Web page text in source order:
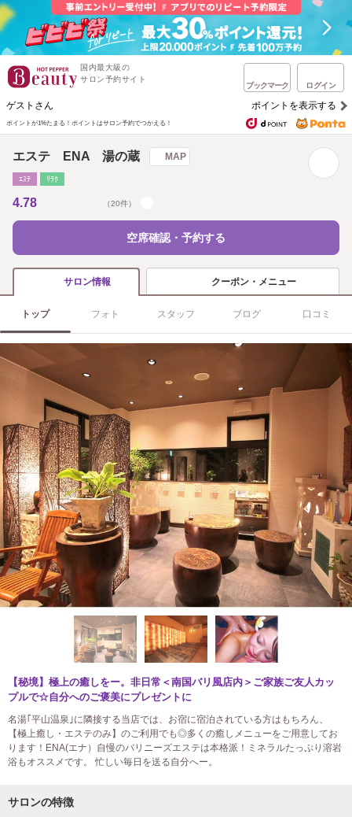
国内最大級の
サロン予約サイト
ブックマーク ログイン
ゲストさん ポイントを表示する
ポイントが1%たまる！ ポイントはサロン予約でつかえる！
エステ ENA 湯の蔵 MAP
ｴｽﾃ ﾘﾗｸ
4.78 （20件）
空席確認・予約する
サロン情報 クーポン・メニュー
トップ フォト スタッフ ブログ 口コミ
【秘境】極上の癒しをー。非日常＜南国バリ風店内＞ご家族ご友人カッ
プルで☆自分へのご褒美にプレゼントに
名湯｢平山温泉｣に隣接する当店では、お宿に宿泊されている方はもちろん、
【極上癒し・エステのみ】のご利用でも◎多くの癒しメニューをご用意してお
ります！ENA(エナ）自慢のバリニーズエステは本格派！ミネラルたっぷり溶岩
浴もオススメです。 忙しい毎日を送る自分へー。
サロンの特徴